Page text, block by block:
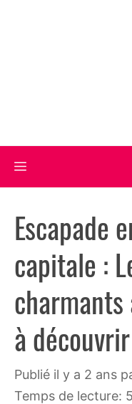
Menu
Escapade
capitale :
à
publié il y a 2 ans
Temps de lecture: